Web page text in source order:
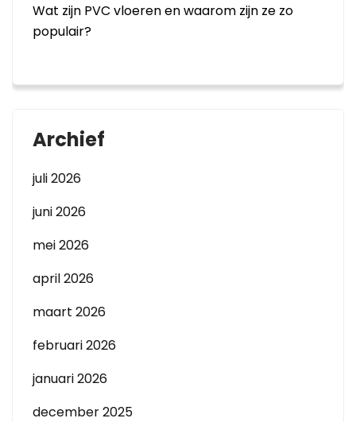
Wat zijn PVC vloeren en waarom zijn ze zo
populair?
Archief
juli 2026
juni 2026
mei 2026
april 2026
maart 2026
februari 2026
januari 2026
december 2025